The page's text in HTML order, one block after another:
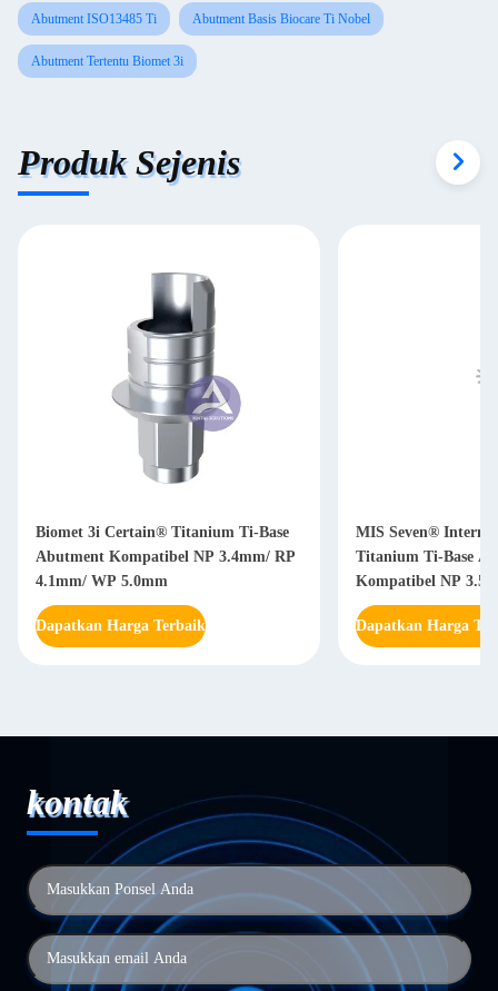
Abutment ISO13485 Ti Abutment Basis Biocare Ti Nobel
Abutment Tertentu Biomet 3i
Produk Sejenis
Biomet 3i Certain® Titanium Ti-Base
Abutment Kompatibel NP 3.4mm/ RP
4.1mm/ WP 5.0mm
Dapatkan Harga Terbaik
MIS Seven®
Titanium Ti-Base
Kompatibel NP
WP 5.7mm
Dapatkan Harga
kontak